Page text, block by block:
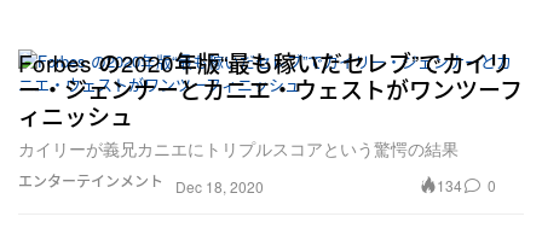
エンターテインメント
Forbes の2020年版“最も稼いだセレブ”でカイリ
ー・ジェンナーとカニエ・ウェストがワンツーフ
ィニッシュ
カイリーが義兄カニエにトリプルスコアという驚愕の結果
Dec 18, 2020 134 0